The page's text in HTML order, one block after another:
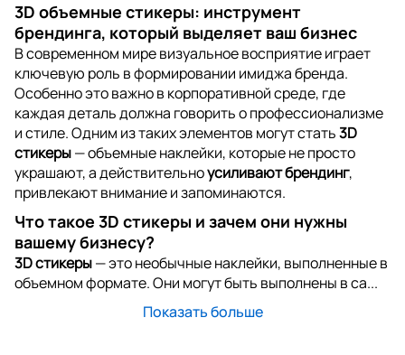
3D объемные стикеры: инструмент
брендинга, который выделяет ваш бизнес
В современном мире визуальное восприятие играет
ключевую роль в формировании имиджа бренда.
Особенно это важно в корпоративной среде, где
каждая деталь должна говорить о профессионализме
и стиле. Одним из таких элементов могут стать3D
стикеры— объемные наклейки, которые не просто
украшают, а действительноусиливают брендинг,
привлекают внимание и запоминаются.
Что такое 3D стикеры и зачем они нужны
вашему бизнесу?
3D стикеры— это необычные наклейки, выполненные в
объемном формате. Они могут быть выполнены в са...
Показать больше